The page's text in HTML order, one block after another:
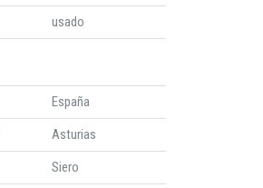
usado
España
Asturias
Siero